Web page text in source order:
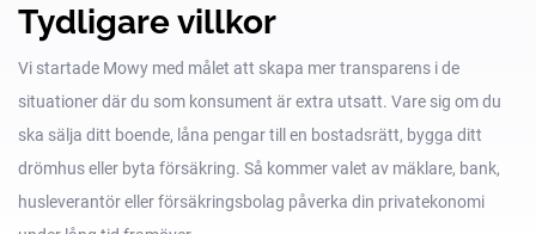
Tydligare villkor
Vi startade Mowy med målet att skapa mer transparens i de
situationer där du som konsument är extra utsatt. Vare sig om du
ska sälja ditt boende, låna pengar till en bostadsrätt, bygga ditt
drömhus eller byta försäkring. Så kommer valet av mäklare, bank,
husleverantör eller försäkringsbolag påverka din privatekonomi